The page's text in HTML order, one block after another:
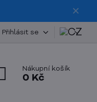
✕
Přihlásit se
Nákupní košík
0 Kč